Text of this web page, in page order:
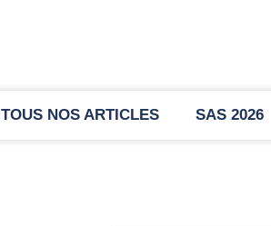
TOUS NOS ARTICLES SAS 2026